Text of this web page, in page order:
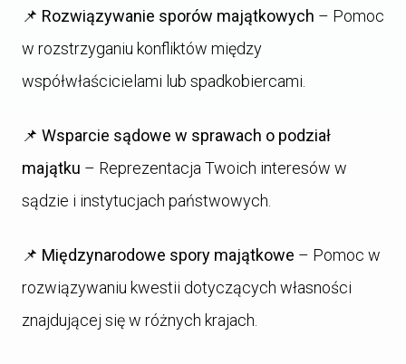
📌 Rozwiązywanie sporów majątkowych – Pomoc
w rozstrzyganiu konfliktów między
współwłaścicielami lub spadkobiercami.
📌 Wsparcie sądowe w sprawach o podział
majątku – Reprezentacja Twoich interesów w
sądzie i instytucjach państwowych.
📌 Międzynarodowe spory majątkowe – Pomoc w
rozwiązywaniu kwestii dotyczących własności
znajdującej się w różnych krajach.